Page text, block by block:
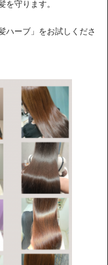
守ります。
ハーブ」をお試しくださ